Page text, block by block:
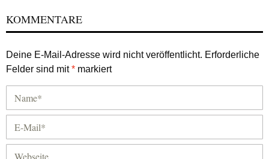
KOMMENTARE
Deine E-Mail-Adresse wird nicht veröffentlicht. Erforderliche
Felder sind mit* markiert